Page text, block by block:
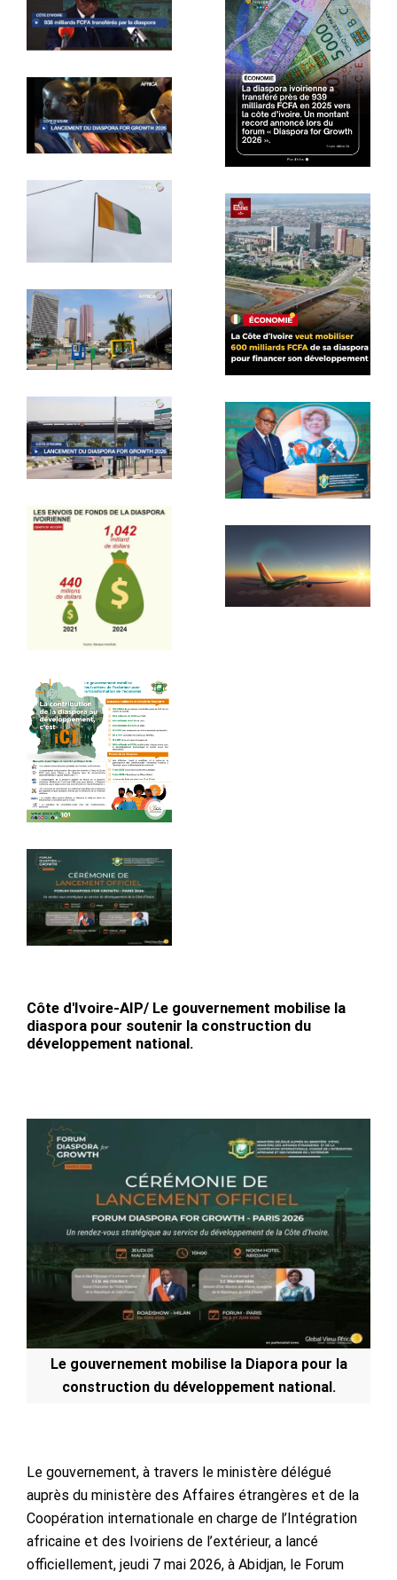
Côte d'Ivoire-AIP/ Le gouvernement mobilise la
diaspora pour soutenir la construction du
développement national.
Le gouvernement mobilise la Diapora pour la
construction du développement national.
Le gouvernement, à travers le ministère délégué
auprès du ministère des Affaires étrangères et de la
Coopération internationale en charge de l’Intégration
africaine et des Ivoiriens de l’extérieur, a lancé
officiellement, jeudi 7 mai 2026, à Abidjan, le Forum